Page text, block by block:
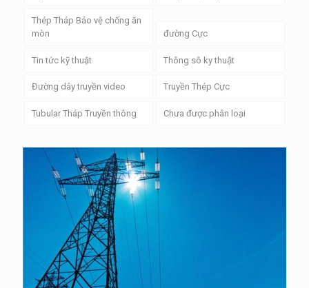
Thép Tháp Bảo vệ chống ăn
mòn
đường Cực
Tin tức kỹ thuật Thông sô ky thuật
Đường dây truyền video Truyền Thép Cực
Tubular Tháp Truyền thông Chưa được phân loại